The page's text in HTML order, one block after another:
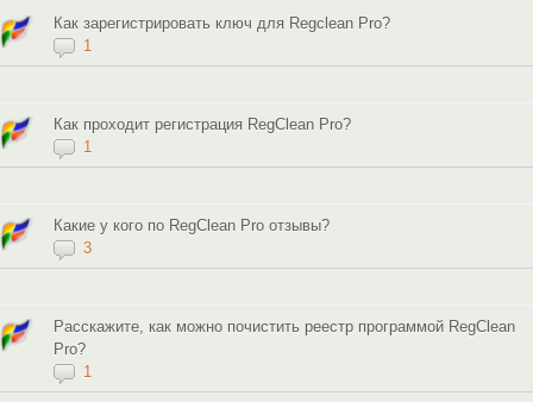
Как зарегистрировать ключ для Regclean Pro?
1
Как проходит регистрация RegClean Pro?
1
Какие у кого по RegClean Pro отзывы?
3
Расскажите, как можно почистить реестр программой RegClean
Pro?
1